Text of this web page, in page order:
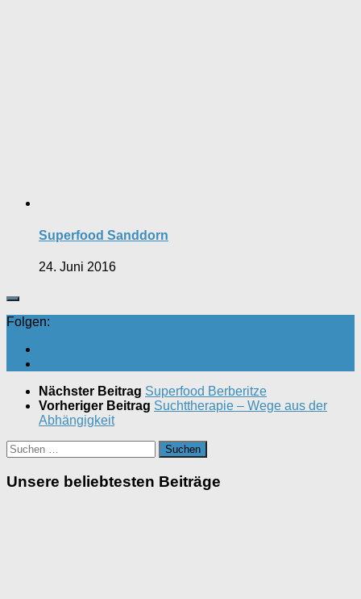
Superfood Sanddorn
24. Juni 2016
Folgen:
Nächster Beitrag Superfood Berberitze
Vorheriger Beitrag Suchttherapie – Wege aus der
Abhängigkeit
Suchen
nach:
Unsere beliebtesten Beiträge